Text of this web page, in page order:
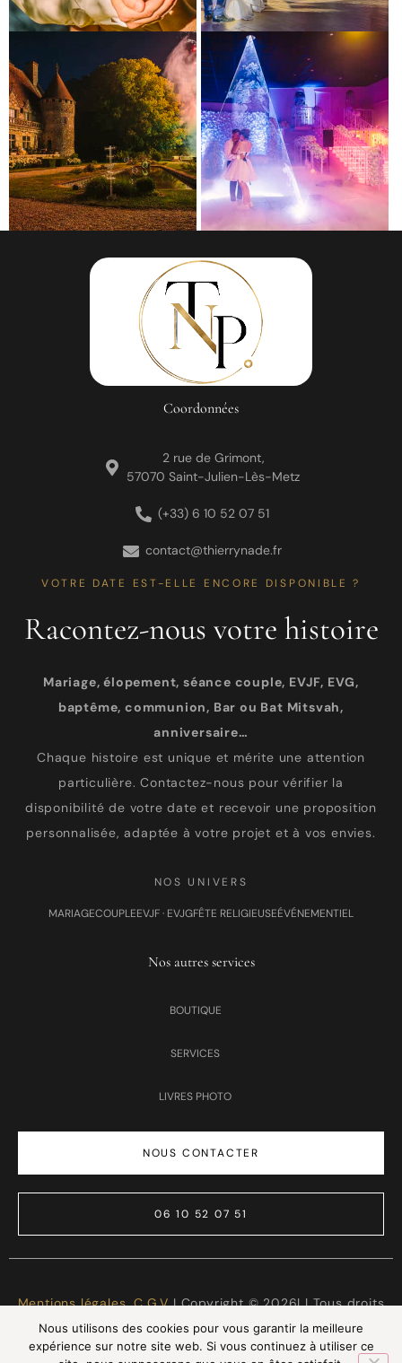
Coordonnées
2 rue de Grimont,
57070 Saint-Julien-Lès-Metz
(+33) 6 10 52 07 51
contact@thierrynade.fr
VOTRE DATE EST-ELLE ENCORE DISPONIBLE ?
Racontez-nous votre histoire
Mariage, élopement, séance couple, EVJF, EVG,
baptême, communion, Bar ou Bat Mitsvah,
anniversaire…
Chaque histoire est unique et mérite une attention
particulière. Contactez-nous pour vérifier la
disponibilité de votre date et recevoir une proposition
personnalisée, adaptée à votre projet et à vos envies.
NOS UNIVERS
MARIAGECOUPLEEVJF · EVJGFÊTE RELIGIEUSEÉVÉNEMENTIEL
Nos autres services
BOUTIQUE
SERVICES
LIVRES PHOTO
NOUS CONTACTER
06 10 52 07 51
Mentions légales,C.G.VI Copyright © 2026| | Tous droits
réservés | Made with ❤️LTG Services
Nous utilisons des cookies pour vous garantir la meilleure
expérience sur notre site web. Si vous continuez à utiliser ce